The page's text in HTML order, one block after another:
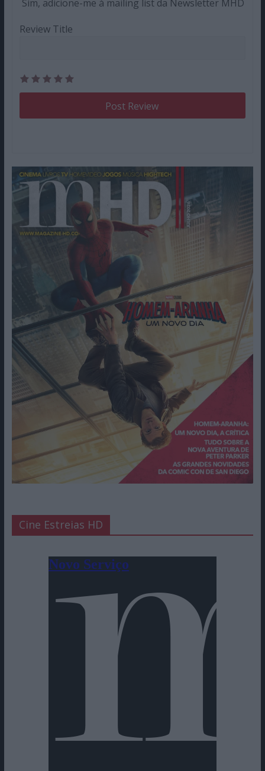
Sim, adicione-me à mailing list da Newsletter MHD
Review Title
Cine Estreias HD